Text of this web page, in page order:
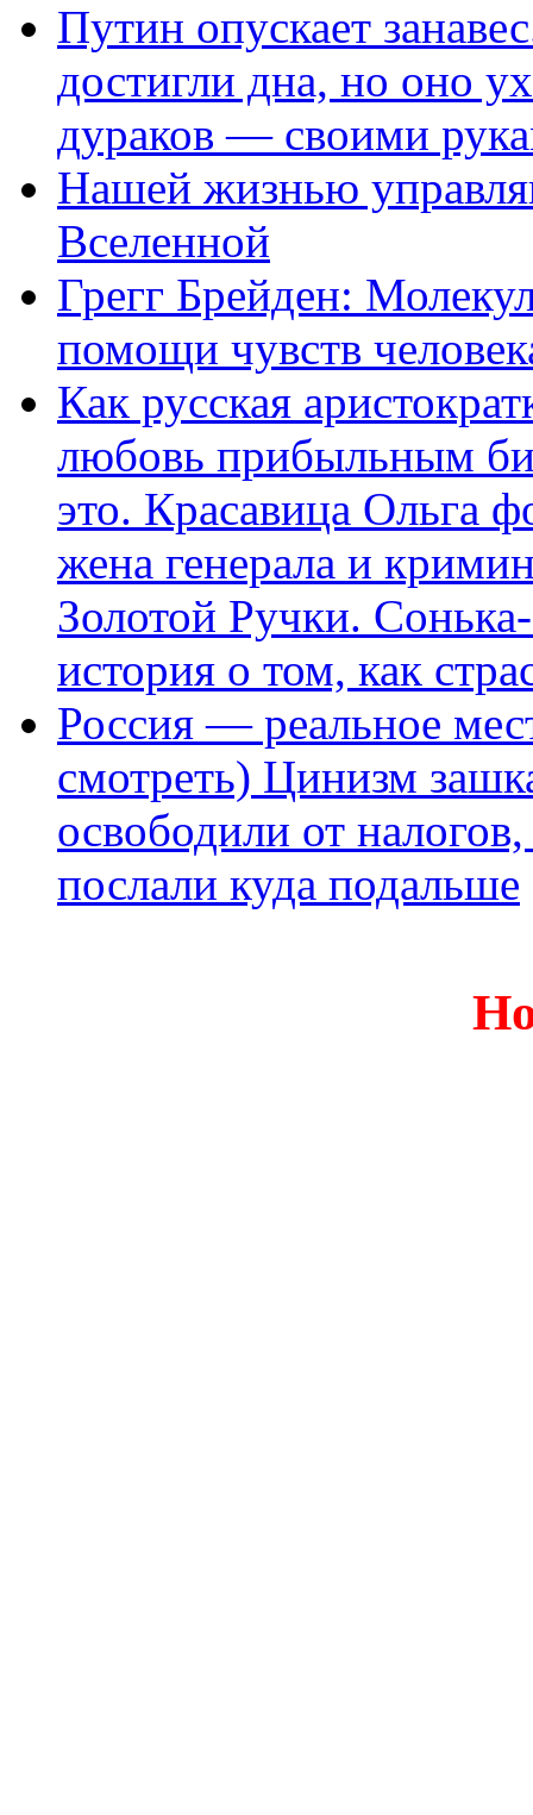
Путин опускает
достигли дна, но оно
дураков — своими
Нашей жизнью
Вселенной
Грегг Брейден:
помощи чувств
Как русская
любовь прибыльным
это. Красавица Ольга
жена генерала и
Золотой Ручки.
история о том, как
Россия — реальное
смотреть) Цинизм
освободили от
послали куда подальше